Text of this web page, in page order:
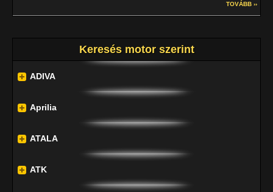
TOVÁBB ››
Keresés motor szerint
ADIVA
Aprilia
ATALA
ATK